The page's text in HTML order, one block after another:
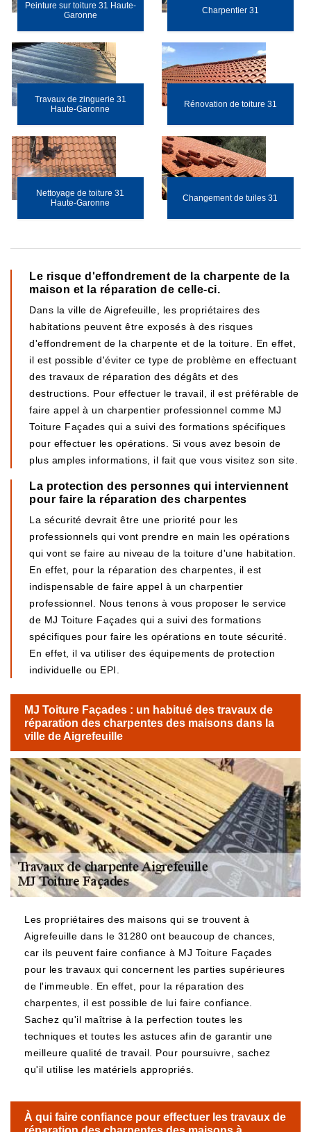
Peinture sur toiture 31 Haute-
Garonne
Charpentier 31
Travaux de zinguerie 31
Haute-Garonne
Rénovation de toiture 31
Nettoyage de toiture 31
Haute-Garonne
Changement de tuiles 31
Le risque d'effondrement de la charpente de la
maison et la réparation de celle-ci.
Dans la ville de Aigrefeuille, les propriétaires des
habitations peuvent être exposés à des risques
d'effondrement de la charpente et de la toiture. En effet,
il est possible d'éviter ce type de problème en effectuant
des travaux de réparation des dégâts et des
destructions. Pour effectuer le travail, il est préférable de
faire appel à un charpentier professionnel comme MJ
Toiture Façades qui a suivi des formations spécifiques
pour effectuer les opérations. Si vous avez besoin de
plus amples informations, il fait que vous visitez son site.
La protection des personnes qui interviennent
pour faire la réparation des charpentes
La sécurité devrait être une priorité pour les
professionnels qui vont prendre en main les opérations
qui vont se faire au niveau de la toiture d'une habitation.
En effet, pour la réparation des charpentes, il est
indispensable de faire appel à un charpentier
professionnel. Nous tenons à vous proposer le service
de MJ Toiture Façades qui a suivi des formations
spécifiques pour faire les opérations en toute sécurité.
En effet, il va utiliser des équipements de protection
individuelle ou EPI.
MJ Toiture Façades : un habitué des travaux de
réparation des charpentes des maisons dans la
ville de Aigrefeuille
Les propriétaires des maisons qui se trouvent à
Aigrefeuille dans le 31280 ont beaucoup de chances,
car ils peuvent faire confiance à MJ Toiture Façades
pour les travaux qui concernent les parties supérieures
de l'immeuble. En effet, pour la réparation des
charpentes, il est possible de lui faire confiance.
Sachez qu'il maîtrise à la perfection toutes les
techniques et toutes les astuces afin de garantir une
meilleure qualité de travail. Pour poursuivre, sachez
qu'il utilise les matériels appropriés.
À qui faire confiance pour effectuer les travaux de